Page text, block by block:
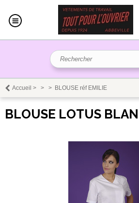
Accueil > > > BLOUSE réf EMILIE
BLOUSE LOTUS